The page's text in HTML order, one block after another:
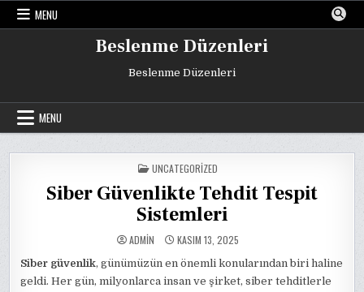
Skip
MENU
Beslenme Düzenleri
Beslenme Düzenleri
MENU
POSTED
IN
UNCATEGORIZED
Siber Güvenlikte Tehdit Tespit
Sistemleri
ADMIN KASIM 13, 2025
Siber güvenlik, günümüzün en önemli konularından biri haline
geldi. Her gün, milyonlarca insan ve şirket, siber tehditlerle